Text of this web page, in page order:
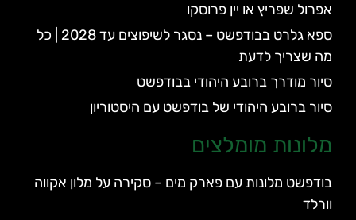
אפרול שפריץ או יין פרוסקו
ספא גלרט בבודפשט – נסגר לשיפוצים עד 2028 | כל
מה שצריך לדעת
סיור מודרך ברובע היהודי בבודפשט
סיור ברובע היהודי של בודפשט עם היסטוריון
מלונות מומלצים
בודפשט מלונות עם פארק מים – סקירה על מלון אקווה
וורלד